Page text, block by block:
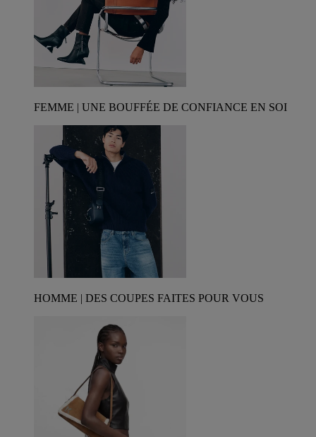
FEMME | UNE BOUFFÉE DE CONFIANCE EN SOI
HOMME | DES COUPES FAITES POUR VOUS